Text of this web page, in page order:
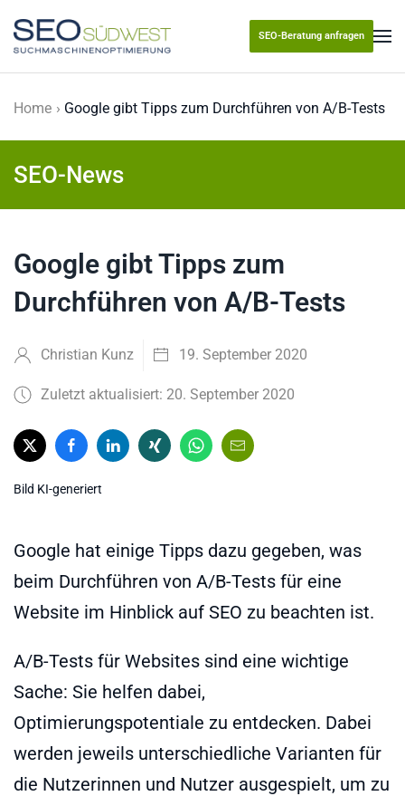
Skip to main content
SEO-Beratung anfragen
Home Google gibt Tipps zum Durchführen von A/B-Tests
SEO-News
Google gibt Tipps zum
Durchführen von A/B-Tests
Christian Kunz 19. September 2020
Zuletzt aktualisiert: 20. September 2020
Bild KI-generiert
Google hat einige Tipps dazu gegeben, was
beim Durchführen von A/B-Tests für eine
Website im Hinblick auf SEO zu beachten ist.
A/B-Tests für Websites sind eine wichtige
Sache: Sie helfen dabei,
Optimierungspotentiale zu entdecken. Dabei
werden jeweils unterschiedliche Varianten für
die Nutzerinnen und Nutzer ausgespielt, um zu